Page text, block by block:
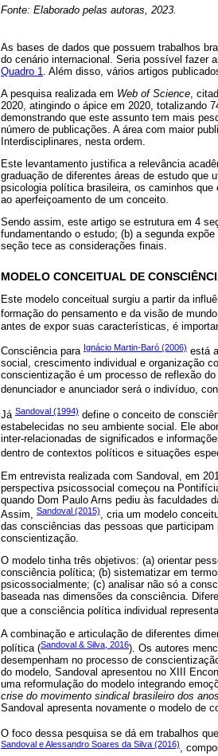
Fonte: Elaborado pelas autoras, 2023.
As bases de dados que possuem trabalhos
do cenário internacional. Seria possível fazer
Quadro 1 . Além disso, vários artigos
A pesquisa realizada em Web of Science ,
2020, atingindo o ápice em 2020, totalizando
demonstrando que este assunto tem mais
número de publicações. A área com maior
Interdisciplinares, nesta ordem.
Este levantamento justifica a relevância
graduação de diferentes áreas de estudo que
psicologia política brasileira, os caminhos
ao aperfeiçoamento de um conceito.
Sendo assim, este artigo se estrutura em 4
fundamentando o estudo; (b) a segunda
seção tece as considerações finais.
MODELO CONCEITUAL DE
Este modelo conceitual surgiu a partir da
formação do pensamento e da visão de
antes de expor suas características, é
Consciência para Ignácio Martin-Baró (2006) está
social, crescimento individual e organização
conscientização é um processo de reflexão
denunciador e anunciador será o indivíduo,
Já Sandoval (1994) define o conceito de
estabelecidas no seu ambiente social. Ele
inter-relacionadas de significados e
dentro de contextos políticos e situações
Em entrevista realizada com Sandoval, em
perspectiva psicossocial começou na
quando Dom Paulo Arns pediu às faculdades
Assim, Sandoval (2015), cria um modelo
das consciências das pessoas que
conscientização.
O modelo tinha três objetivos: (a) orientar
consciência política; (b) sistematizar em
psicossocialmente; (c) analisar não só a
baseada nas dimensões da consciência.
que a consciência política individual
A combinação e articulação de diferentes
política (Sandoval & Silva, 2016). Os autores
desempenham no processo de
do modelo, Sandoval apresentou no XIII
uma reformulação do modelo integrando
crise do movimento sindical brasileiro dos
Sandoval apresenta novamente o modelo de
O foco dessa pesquisa se dá em trabalhos
Sandoval e Alessandro Soares da Silva (2016),